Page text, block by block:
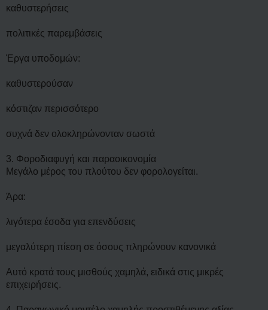
καθυστερήσεις
πολιτικές παρεμβάσεις
Έργα υποδομών:
καθυστερούσαν
κόστιζαν περισσότερο
συχνά δεν ολοκληρώνονταν σωστά
3. Φοροδιαφυγή και παραοικονομία
Μεγάλο μέρος του πλούτου δεν φορολογείται.
Άρα:
λιγότερα έσοδα για επενδύσεις
μεγαλύτερη πίεση σε όσους πληρώνουν κανονικά
Αυτό κρατά τους μισθούς χαμηλά, ειδικά στις μικρές
επιχειρήσεις.